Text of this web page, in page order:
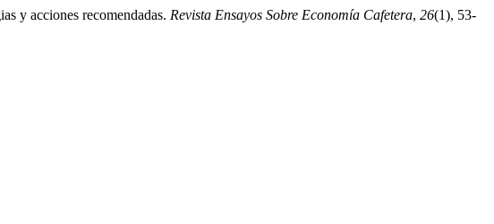
y acciones recomendadas. Revista Ensayos Sobre Economía Cafetera, 26(1), 53-